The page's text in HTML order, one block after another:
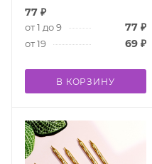
77 ₽
от 1 до 9 77₽
от 19 69₽
В КОРЗИНУ